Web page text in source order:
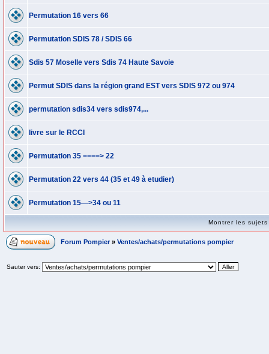
Permutation 16 vers 66
Permutation SDIS 78 / SDIS 66
Sdis 57 Moselle vers Sdis 74 Haute Savoie
Permut SDIS dans la région grand EST vers SDIS 972 ou 974
permutation sdis34 vers sdis974,...
livre sur le RCCI
Permutation 35 ====> 22
Permutation 22 vers 44 (35 et 49 à etudier)
Permutation 15—>34 ou 11
Montrer les
Forum Pompier » Ventes/achats/permutations pompier
Sauter vers: